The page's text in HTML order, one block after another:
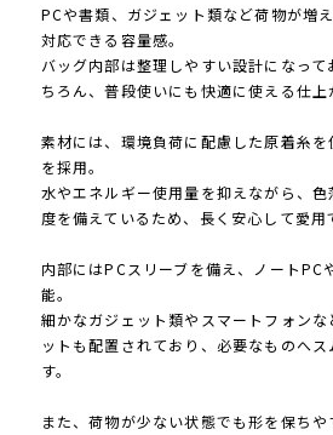
PCや書類、ガジェット類など荷物が増
対応できる容量感。
バッグ内部は整理しやすい設計になって
ちろん、普段使いにも快適に使える仕上
素材には、環境負荷に配慮した原着糸
を採用。
水やエネルギー使用量を抑えながら、
度を備えているため、長く安心して愛用
内部にはPCスリーブを備え、ノートPC
能。
細かなガジェット類やスマートフォン
ットも配置されており、必要なものへ
す。
また、荷物が少ない状態でも形を保ち